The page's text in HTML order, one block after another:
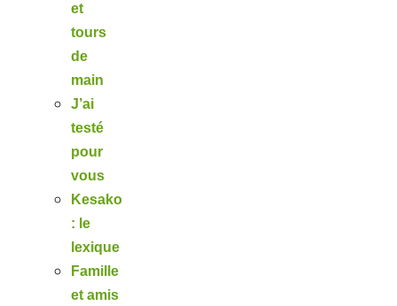
et
tours
de
main
J’ai
testé
pour
vous
Kesako
: le
lexique
Famille
et amis